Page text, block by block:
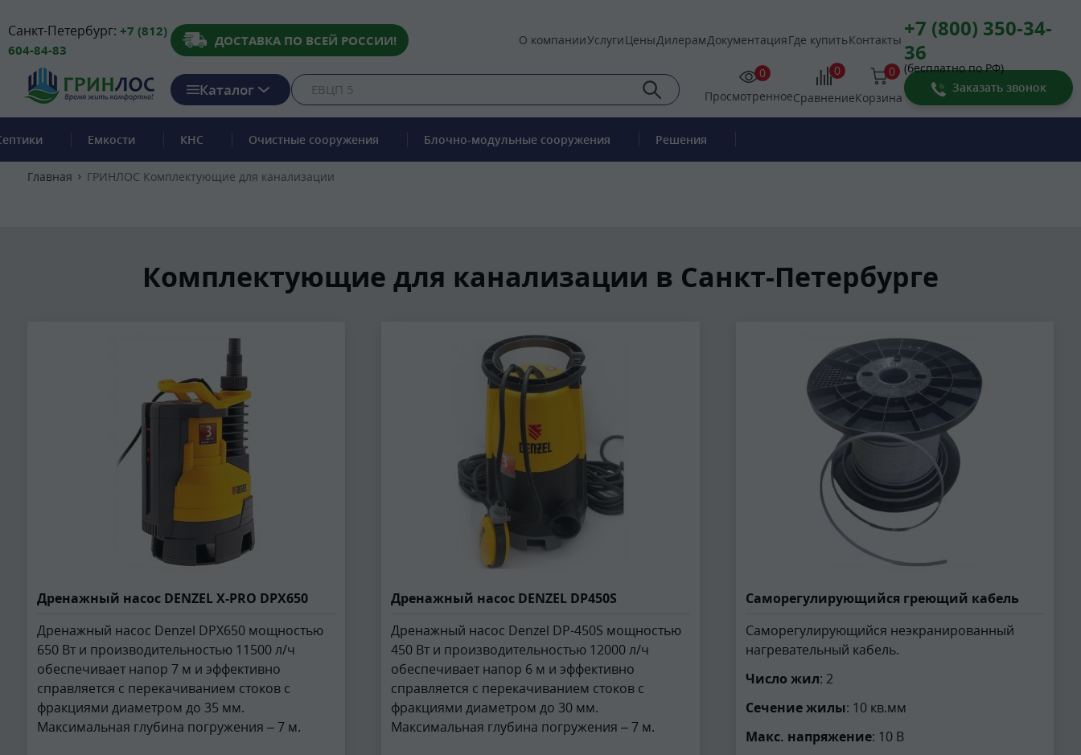
Санкт-Петербург: +7 (812)
604-84-83
ДОСТАВКА ПО ВСЕЙ РОССИИ! О компанииУслугиЦеныДилерамДокументацияГде купитьКонтакты +7 (800) 350-34-
36
(бесплатно по РФ)
Каталог
0
Просмотренное
0
Сравнение
0
Корзина
Заказать звонок
Емкости КНС Очистные сооружения Блочно-модульные сооружения Решения
Главная ГРИНЛОС Комплектующие для канализации
Комплектующие для канализации в Санкт-Петербурге
Дренажный насос DENZEL X-PRO DPХ650
Дренажный насос Denzel DPX650 мощностью
650 Вт и производительностью 11500 л/ч
обеспечивает напор 7 м и эффективно
справляется с перекачиванием стоков с
фракциями диаметром до 35 мм.
Максимальная глубина погружения – 7 м.
Дренажный насос DENZEL DP450S
Дренажный насос Denzel DP-450S мощностью
450 Вт и производительностью 12000 л/ч
обеспечивает напор 6 м и эффективно
справляется с перекачиванием стоков с
фракциями диаметром до 30 мм.
Максимальная глубина погружения – 7 м.
Саморегулирующийся греющий кабель
Саморегулирующийся неэкранированный
нагревательный кабель.
Число жил: 2
Сечение жилы: 10 кв.мм
Макс. напряжение: 10 В